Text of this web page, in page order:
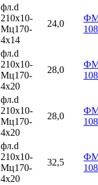
фл.d
210х10-
Мц170-
4х14
24,0
фл.d
210х10-
Мц170-
4х20
28,0
фл.d
210х10-
Мц170-
4х20
28,0
фл.d
210х10-
Мц170-
4х20
32,5